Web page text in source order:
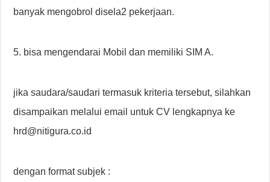
banyak mengobrol disela2 pekerjaan.
5. bisa mengendarai Mobil dan memiliki SIM A.
jika saudara/saudari termasuk kriteria tersebut, silahkan
disampaikan melalui email untuk CV lengkapnya ke
hrd@nitigura.co.id
dengan format subjek :